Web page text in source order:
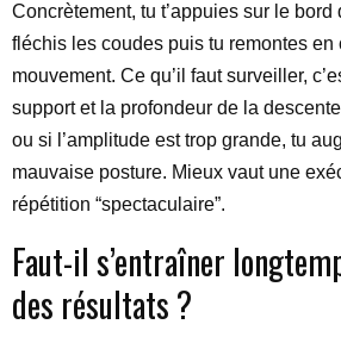
Concrètement, tu t’appuies sur le bord
fléchis les coudes puis tu remontes en
mouvement. Ce qu’il faut surveiller,
support et la profondeur de la
ou si l’amplitude est trop grande, tu
mauvaise posture. Mieux vaut une
répétition “spectaculaire”.
Faut-il s’entraîner
des résultats ?